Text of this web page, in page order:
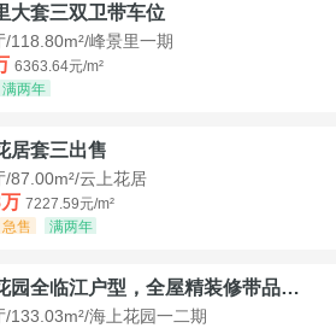
大套三双卫带车位
/118.80m²/峰景里一期
6363.64元/m²
满两年
居套三出售
/87.00m²/云上花居
7227.59元/m²
急售 满两年
海上花园全临江户型，全屋精装修带品牌家具家电，诚意出售！
/133.03m²/海上花园一二期